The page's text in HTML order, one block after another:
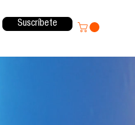
Suscríbete